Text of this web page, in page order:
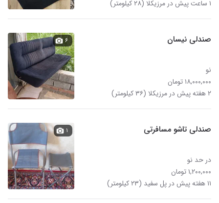
۱ ساعت پیش در مرزیکلا (۲۸ کیلومتر)
صندلی نیسان
نو
۱۸,۰۰۰,۰۰۰ تومان
۲ هفته پیش در مرزیکلا (۳۶ کیلومتر)
۶
صندلی تاشو مسافرتی
در حد نو
۱,۲۰۰,۰۰۰ تومان
۱۱ هفته پیش در پل سفید (۲۳ کیلومتر)
۱